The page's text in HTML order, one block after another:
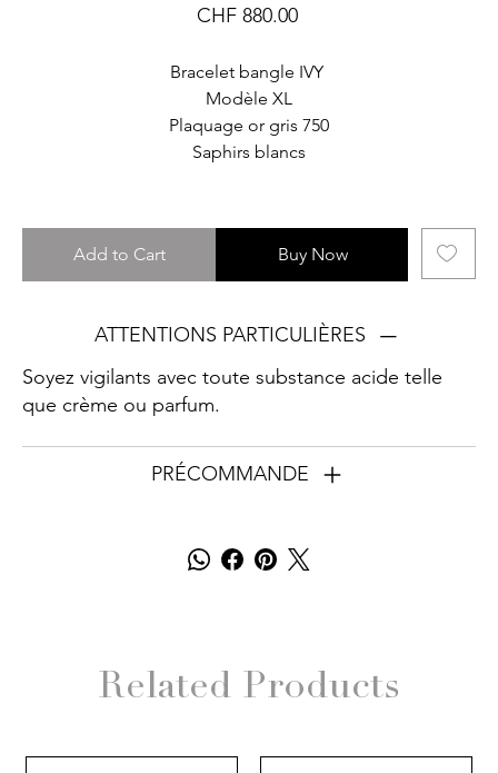
Price
CHF 880.00
Bracelet bangle IVY
Modèle XL
Plaquage or gris 750
Saphirs blancs
Add to Cart Buy Now
ATTENTIONS PARTICULIÈRES
Soyez vigilants avec toute substance acide telle
que crème ou parfum.
PRÉCOMMANDE
Related Products